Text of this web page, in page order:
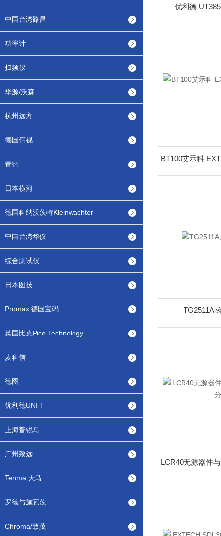
中国台湾路昌
功率计
扫频仪
华源/沃森
杭州远方
德国伟视
青智
日本横河
德国科纳沃茨特Kleinwachter
中国台湾华仪
综合测试仪
日本图技
Promax 德国宝码
英国比克Pico Technology
麦科信
德图
优利德UNI-T
上海普锐马
广州致远
Tenma 天马
罗德与施瓦茨
Chroma/致茂
优利德
TG2511A